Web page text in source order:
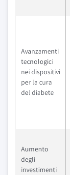
Avanzamenti
tecnologici
nei dispositivi
per la cura
del diabete
Aumento
degli
investimenti